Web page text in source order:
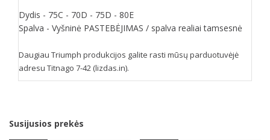
Dydis - 75C - 70D - 75D - 80E
Spalva - Vyšninė PASTEBĖJIMAS / spalva realiai tamsesnė
Daugiau Triumph produkcijos galite rasti mūsų parduotuvėjė
adresu Titnago 7-42 (lizdas.in).
Susijusios prekės